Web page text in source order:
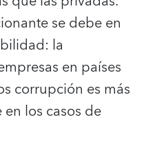
se debe en
la
en países
corrupción es más
los casos de